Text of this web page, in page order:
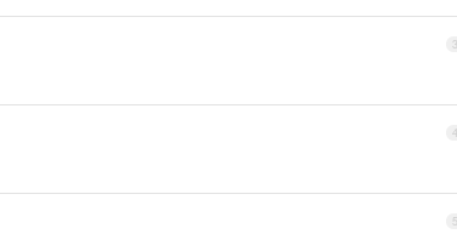
3
4
5